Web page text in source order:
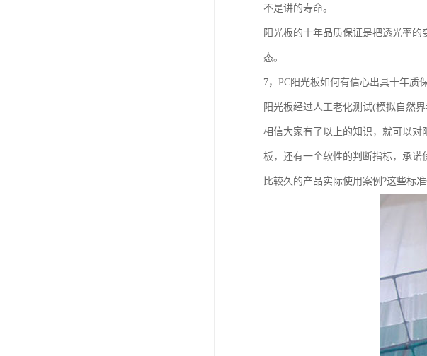
不是讲的寿命。
阳光板的十年品质保证是把透光率
态。
7，PC阳光板如何有信心出具十年质
阳光板经过人工老化测试(模拟自然
相信大家有了以上的知识，就可以
板，还有一个软性的判断指标，承诺
比较久的产品实际使用案例?这些标